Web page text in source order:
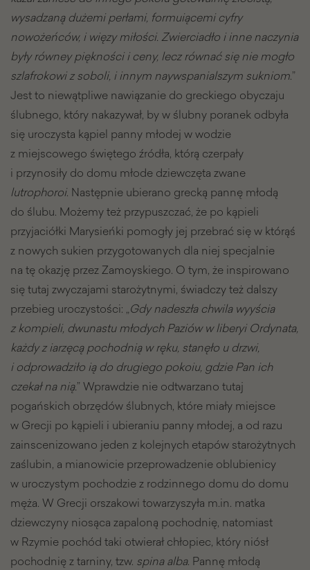
wysadzaną dużemi perłami, formuiącemi cyfry
nowożeńców, i więzy miłości. Zwierciadło i inne naczynia
były równey piękności i ceny, lecz równać się nie mogło
szlafrokowi z soboli, i innym naywspanialszym sukniom.”
Jest to niewątpliwe nawiązanie do greckiego obyczaju
ślubnego, który nakazywał, by w ślubny poranek odbyła
się uroczysta kąpiel panny młodej w wodzie
z miejscowego świętego źródła, którą czerpały
i przynosiły do domu młode dziewczęta zwane
lutrophoroi. Następnie ubierano grecką pannę młodą
do ślubu. Możemy też przypuszczać, że po kąpieli
przyjaciółki Marysieńki pomogły jej przebrać się w którąś
z nowych sukien przygotowanych dla niej specjalnie
na tę okazję przez Zamoyskiego. O tym, że inspirowano
się tutaj zwyczajami starożytnymi, świadczy też dalszy
przebieg uroczystości: „Gdy nadeszła chwila wyyścia
z kompieli, dwunastu młodych Paziów w liberyi Ordynata,
każdy z iarzęcą pochodnią w ręku, stanęło u drzwi,
i odprowadziło ią do drugiego pokoiu, gdzie Pan ich
czekał na nią.” Wprawdzie nie odtwarzano tutaj
pogańskich obrzędów ślubnych, które miały miejsce
w Grecji po kąpieli i ubieraniu panny młodej, a od razu
zainscenizowano jeden z kolejnych etapów starożytnych
zaślubin, a mianowicie przeprowadzenie oblubienicy
w uroczystym pochodzie z rodzinnego domu do domu
męża. W Grecji orszakowi towarzyszyła m.in. matka
dziewczyny niosąca zapaloną pochodnię, natomiast
w Rzymie pochód taki otwierał chłopiec, który niósł
pochodnię z tarniny, tzw. spina alba. Pannę młodą